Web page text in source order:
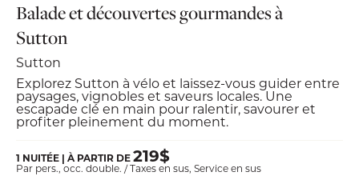
Balade et découvertes gourmandes à
Sutton
Sutton
Explorez Sutton à vélo et laissez-vous guider entre
paysages, vignobles et saveurs locales. Une
escapade clé en main pour ralentir, savourer et
profiter pleinement du moment.
1 NUITÉE | À PARTIR DE219$
Par pers., occ. double. / Taxes en sus, Service en sus